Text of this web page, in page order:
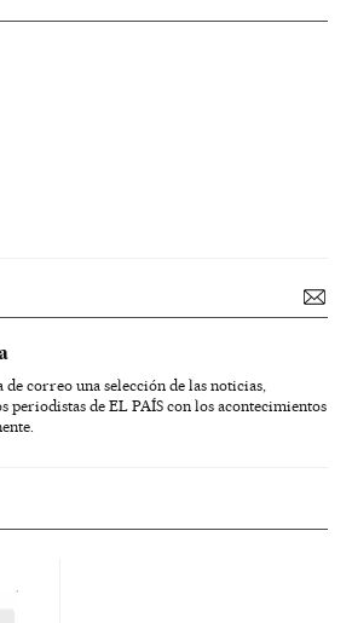
de correo una selección de las noticias,
periodistas de EL PAÍS con los acontecimientos